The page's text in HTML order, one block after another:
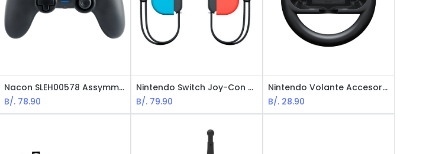
Nacon SLEH00578 Assymmetric Control Bluetooth para PS4 - Producto con Licencia Oficial de PlayStation - compatible con PC / Negro
B/. 78.90
Nintendo Switch Joy-Con (L)/(R) - Accesorio Gamer Originales / Neon Red / Neon Blue
B/. 79.90
Nintendo Volante Accesorio para Joy-Con - Set de 2 / Negro
B/. 28.90